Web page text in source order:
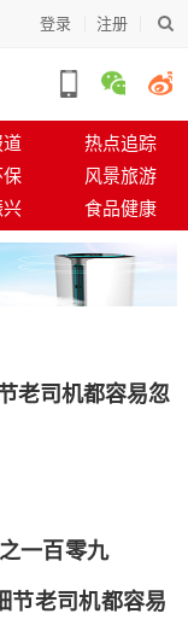
登录 注册
道
热点追踪
保
风景旅游
兴 食品健康
老司机都容易忽
一百零九
节老司机都容易